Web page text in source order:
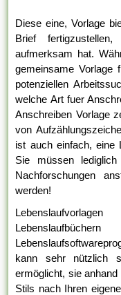
Diese eine, Vorlage
Brief
aufmerksam hat.
gemeinsame Vorlage
potenziellen
welche Art fuer
Anschreiben Vorlage
von
ist auch einfach, eine
Sie müssen
Nachforschungen
werden!
kann sehr nützlich
ermöglicht, sie
Stils nach Ihren